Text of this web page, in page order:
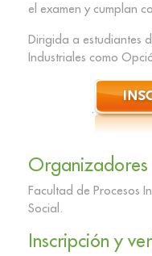
el examen y cumplan
Dirigida a estudiantes
Industriales como
.
Organizadores
Facultad de Procesos
Social.
Inscripción y